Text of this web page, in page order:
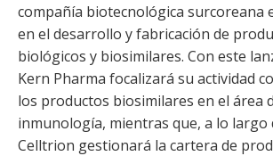
compañía biotecnológica surcoreana
en el desarrollo y fabricación de
biológicos y biosimilares. Con este
Kern Pharma focalizará su actividad
los productos biosimilares en el área
inmunología, mientras que, a lo largo
Celltrion gestionará la cartera de